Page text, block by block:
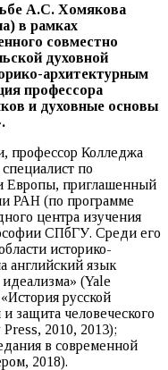
А.С. Хомякова
в рамках
совместно
духовной
архитектурным
профессора
и духовные основы
профессор Колледжа
по
Европы, приглашенный
РАН (по программе
центра изучения
СПбГУ. Среди его
историко-
английский язык
(Yale
русской
защита человеческого
2010, 2013);
в современной
2018).